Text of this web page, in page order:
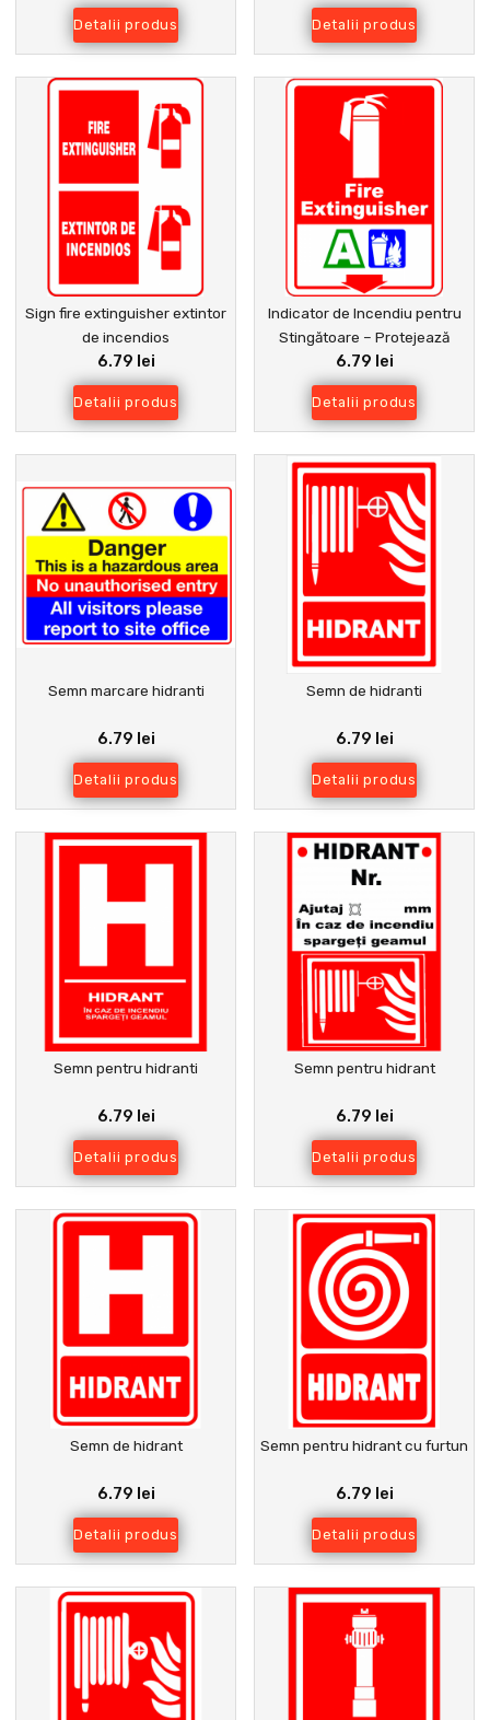
Detalii produs Detalii produs
Sign fire extinguisher extintor
de incendios
6.79 lei
Detalii produs
Indicator de Incendiu pentru
Stingătoare – Protejează
Oamenii și Clădirile
6.79 lei
Detalii produs
Semn marcare hidranti
6.79 lei
Detalii produs
Semn de hidranti
6.79 lei
Detalii produs
Semn pentru hidranti
6.79 lei
Detalii produs
Semn pentru hidrant
6.79 lei
Detalii produs
Semn de hidrant
6.79 lei
Detalii produs
Semn pentru hidrant cu furtun
6.79 lei
Detalii produs